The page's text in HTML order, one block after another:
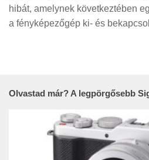
Érdekességek
hibát, amelynek következtében
a fényképezőgép ki- és
Olvastad már? A legpörgősebb